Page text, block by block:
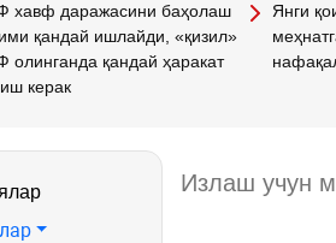
хавф даражасини баҳолаш
қандай ишлайди, «қизил»
олинганда қандай ҳаракат
керак
Янги